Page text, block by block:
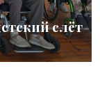
слёт